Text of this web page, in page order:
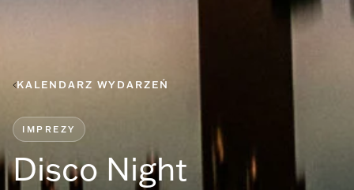
KALENDARZ WYDARZEŃ
IMPREZY
Disco Night